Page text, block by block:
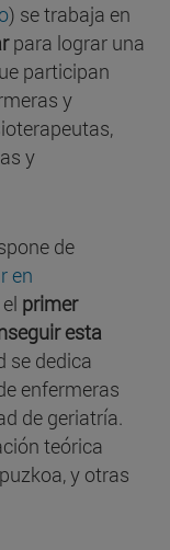
) se trabaja en
para lograr una
participan
y
y
de
en
primer
esta
se dedica
enfermeras
de geriatría.
teórica
y otras